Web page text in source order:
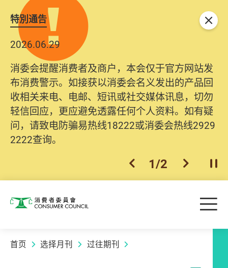
特別通告
2026.06.29
消委会提醒消费者及商户，本会仅于官方网站发
布消费警示。如接获以消委会名义发出的产品回
收相关来电、电邮、短讯或社交媒体讯息，切勿
轻信回应，更应避免透露任何个人资料。如有疑
问，请致电防骗易热线18222或消委会热线2929
2222查询。
上一个
1/2 下一个开
关闭
消费者委员会 目
首页 选择月刊 过往期刊